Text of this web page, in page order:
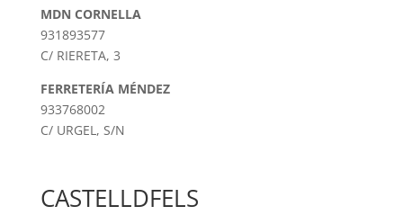
MDN CORNELLA
931893577
C/ RIERETA, 3
FERRETERÍA MÉNDEZ
933768002
C/ URGEL, S/N
CASTELLDFELS